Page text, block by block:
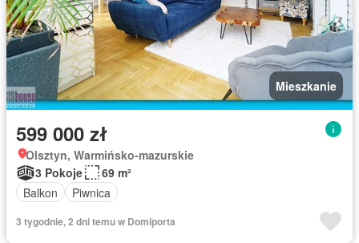
Mieszkanie
599 000 zł
Olsztyn, Warmińsko-mazurskie
3 Pokoje
69 m²
Balkon
Piwnica
3 tygodnie, 2 dni temu w Domiporta